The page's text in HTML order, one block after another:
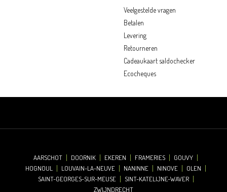
Veelgestelde vragen
Betalen
Levering
Retourneren
Cadeaukaart saldochecker
Ecocheques
AARSCHOT DOORNIK EKEREN FRAMERIES
GOUVY
HOGNOUL
LOUVAIN-LA-NEUVE NANINNE NINOVE
OLEN
SAINT-GEORGES-SUR-MEUSE
SINT-KATELIJNE-WAVER
ZWIJNDRECHT